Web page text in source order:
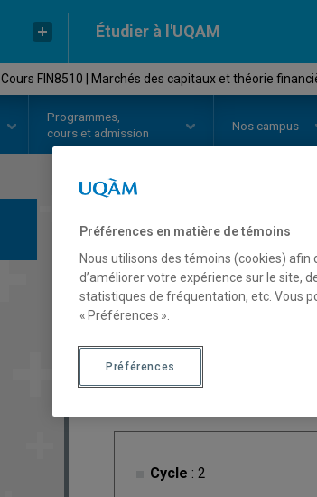
Étudier à l'UQAM
Cours FIN8510 | Marchés des capitaux et théorie
Programmes,
cours et admission
Nos campus
COURS//
Description
Cycle : 2
Préférences en matière de témoins
Nous utilisons des témoins (cookies)
d’améliorer votre expérience sur le site,
statistiques de fréquentation, etc. Vous
« Préférences ».
Préférences